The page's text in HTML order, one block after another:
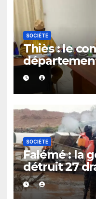
SOCIÉTÉ
Thiès : le
le rappel à
gouverneur
SOCIÉTÉ
Falémé : la
détruit 27
cadre de la